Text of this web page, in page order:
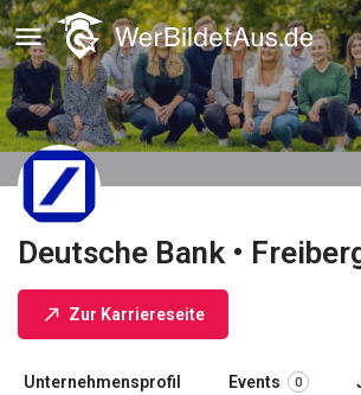
Deutsche Bank •
Zur Karriereseite
Unternehmensprofil Events 0